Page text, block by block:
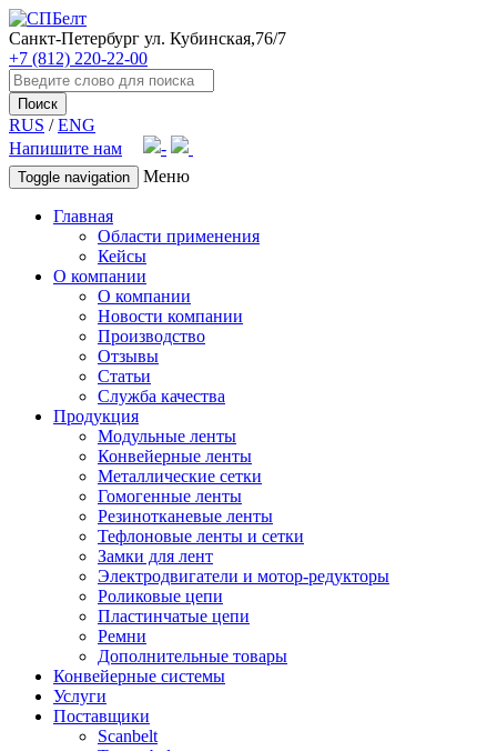
Санкт-Петербург ул. Кубинская,76/7
+7 (812) 220-22-00
Поиск
RUS /ENG
Напишите нам
Toggle navigation Меню
Главная
Области применения
Кейсы
О компании
О компании
Новости компании
Производство
Отзывы
Статьи
Служба качества
Продукция
Модульные ленты
Конвейерные ленты
Металлические сетки
Гомогенные ленты
Резинотканевые ленты
Тефлоновые ленты и сетки
Замки для лент
Электродвигатели и мотор-редукторы
Роликовые цепи
Пластинчатые цепи
Ремни
Дополнительные товары
Конвейерные системы
Услуги
Поставщики
Scanbelt